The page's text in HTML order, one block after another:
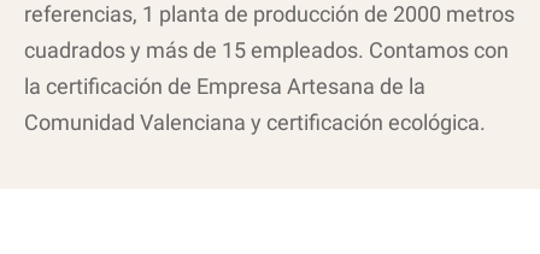
referencias, 1 planta de pro­ducción de 2000 metros
cuadrados y más de 15 empleados. Contamos con
la certificación de Empresa Artesana de la
Comunidad Valenciana y certificación ecológica.